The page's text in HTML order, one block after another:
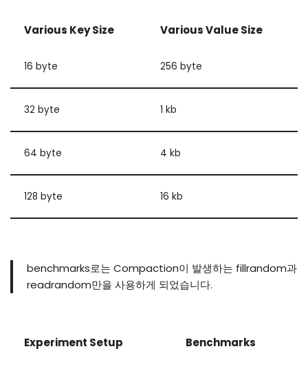
Various KeySize VariousValueSize
16 byte 256 byte
32 byte 1 kb
64 byte 4 kb
128 byte 16 kb
benchmarks로는 Compaction이 발생하는 fillrandom과
readrandom만을 사용하게 되었습니다.
Experiment Setup Benchmarks